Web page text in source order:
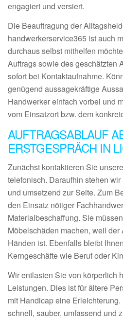
engagiert und versiert.
Die Beauftragung der
handwerkerservice365 ist auch
durchaus selbst mithelfen
Auftrags sowie des geschätzten
sofort bei Kontaktaufnahme.
genügend aussagekräftige
Handwerker einfach vorbei und
vom Einsatzort bzw. dem
AUFTRAGSABLAUF
ERSTGESPRÄCH IN
Zunächst kontaktieren Sie
telefonisch. Daraufhin stehen
und umsetzend zur Seite. Zum
den Einsatz nötiger
Materialbeschaffung. Sie
Möbelschäden machen, weil
Händen ist. Ebenfalls bleibt
Kerngeschäfte wie Beruf oder
Wir entlasten Sie von körperlich
Leistungen. Dies ist für ältere
mit Handicap eine
schnell, sauber, umfassend und